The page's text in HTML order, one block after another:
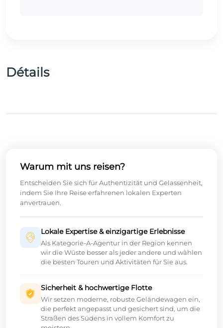
Détails
Warum mit uns reisen?
Entscheiden Sie sich für Authentizität und Gelassenheit,
indem Sie Ihre Reise erfahrenen lokalen Experten
anvertrauen.
Lokale Expertise & einzigartige Erlebnisse
Als Kategorie-A-Agentur in der Region kennen
wir die Wüste besser als jeder andere und wählen
die besten Touren und Aktivitäten für Sie aus.
Sicherheit & hochwertige Flotte
Wir setzen moderne, robuste Geländewagen ein,
die perfekt angepasst und gesichert sind, um die
Straßen des Südens in vollem Komfort zu